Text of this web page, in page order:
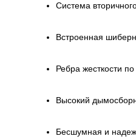
Система
Встроенная
Ребра жесткости
Высокий
Бесшумная и